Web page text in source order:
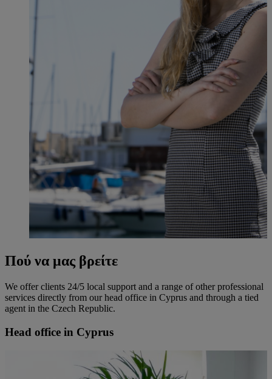
Πού να μας βρείτε
We offer clients 24/5 local support and a range of other professional
services directly from our head office in Cyprus and through a tied
agent in the Czech Republic.
Head office in Cyprus